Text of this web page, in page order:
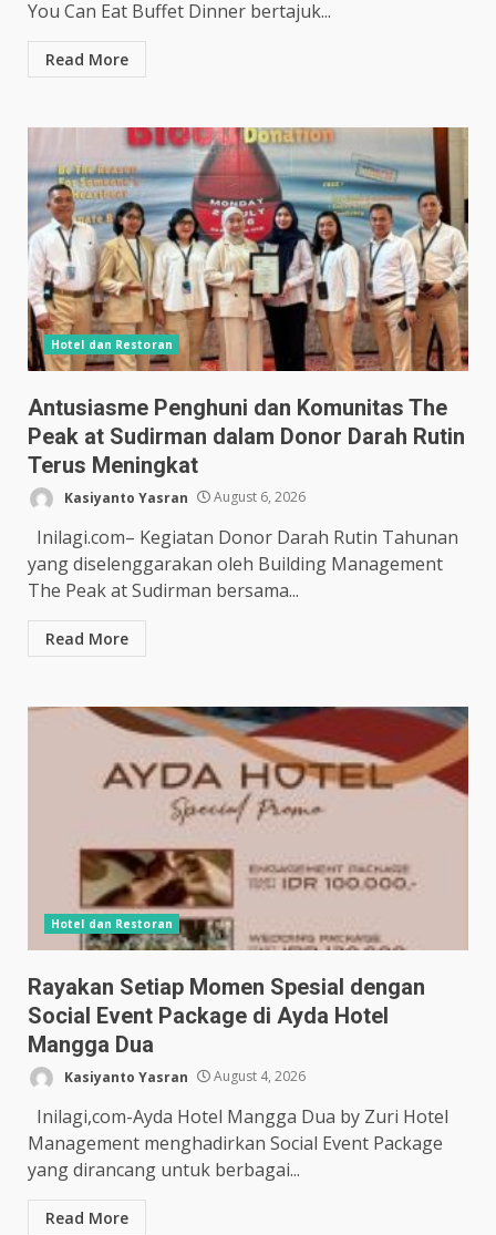
You Can Eat Buffet Dinner bertajuk...
Read More
Hotel dan Restoran
Antusiasme Penghuni dan Komunitas The
Peak at Sudirman dalam Donor Darah Rutin
Terus Meningkat
Kasiyanto Yasran August 6, 2026
Inilagi.com– Kegiatan Donor Darah Rutin Tahunan
yang diselenggarakan oleh Building Management
The Peak at Sudirman bersama...
Read More
Hotel dan Restoran
Rayakan Setiap Momen Spesial dengan
Social Event Package di Ayda Hotel
Mangga Dua
Kasiyanto Yasran August 4, 2026
Inilagi,com-Ayda Hotel Mangga Dua by Zuri Hotel
Management menghadirkan Social Event Package
yang dirancang untuk berbagai...
Read More